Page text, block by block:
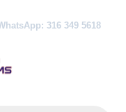
316 349 5618